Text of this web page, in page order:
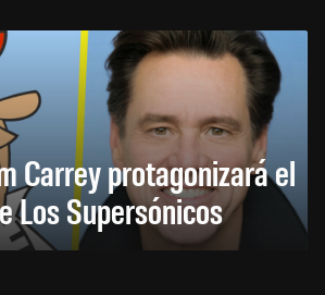
Carrey protagonizará el
Los Supersónicos